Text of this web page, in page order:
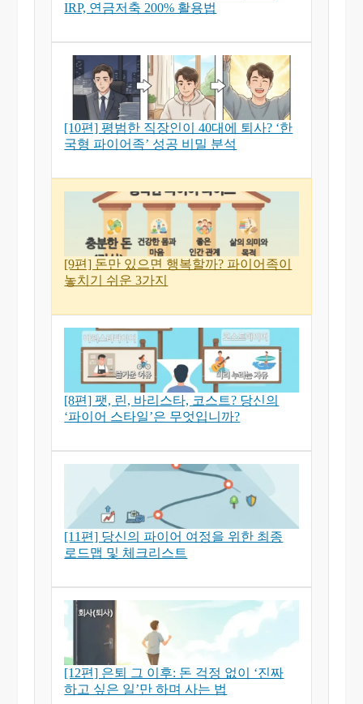
IRP, 연금저축 200% 활용법
[10편] 평범한 직장인이 40대에 퇴사? ‘한
국형 파이어족’ 성공 비밀 분석
[9편] 돈만 있으면 행복할까? 파이어족이
놓치기 쉬운 3가지
[8편] 팻, 린, 바리스타, 코스트? 당신의
‘파이어 스타일’은 무엇입니까?
[11편] 당신의 파이어 여정을 위한 최종
로드맵 및 체크리스트
[12편] 은퇴 그 이후: 돈 걱정 없이 ‘진짜
하고 싶은 일’만 하며 사는 법